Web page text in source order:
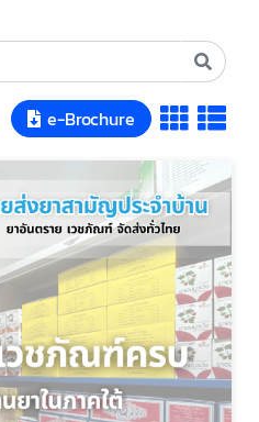
e-Brochure